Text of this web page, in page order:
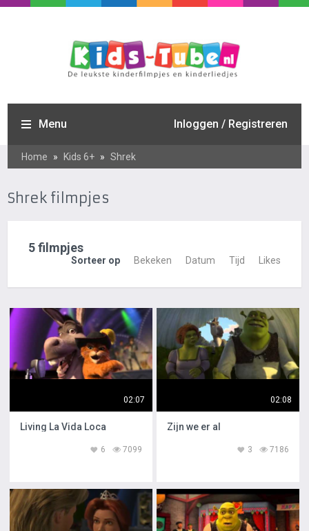
Menu Inloggen / Registreren
Home » Kids 6+ » Shrek
Shrek filmpjes
5 filmpjes
Sorteer op Bekeken Datum Tijd Likes
02:07
Living La Vida Loca
7099
6
02:08
Zijn we er al
7186
3